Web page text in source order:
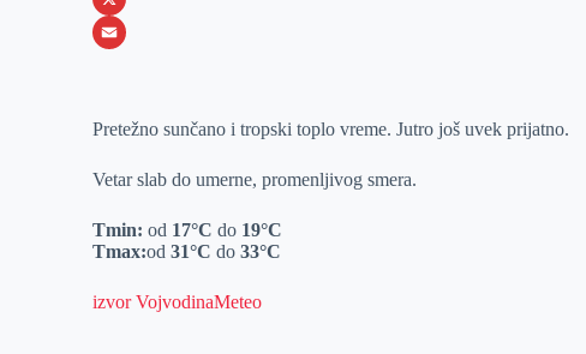
o
e
e
k
I
b
h
s
p
X
a
Pretežno sunčano i tropski toplo vreme. Jutro još uvek prijatno.
Vetar slab do umerne, promenljivog smera.
Tmin: od 17°C do 19°C
Tmax:od31°C do33°C
izvor VojvodinaMeteo